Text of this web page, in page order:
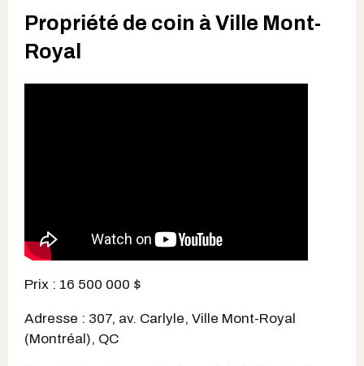
Propriété de coin à Ville Mont-
Royal
Prix : 16 500 000 $
Adresse : 307, av. Carlyle, Ville Mont-Royal
(Montréal), QC